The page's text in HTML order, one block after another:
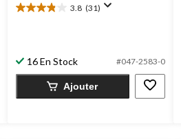
3.8 (31)
3.8
31
évaluations
16 En Stock #047-2583-0
Ajouter